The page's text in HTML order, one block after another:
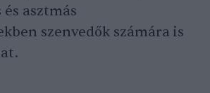
asztmás
szenvedők számára is